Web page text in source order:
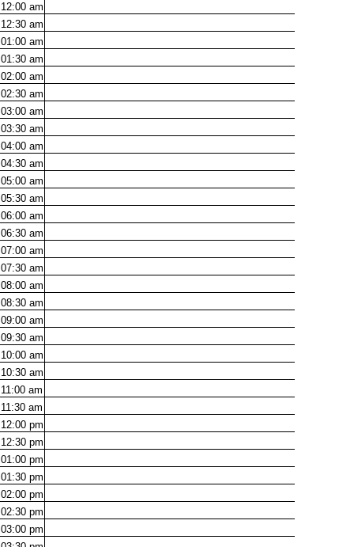
12:00 am
12:30 am
01:00 am
01:30 am
02:00 am
02:30 am
03:00 am
03:30 am
04:00 am
04:30 am
05:00 am
05:30 am
06:00 am
06:30 am
07:00 am
07:30 am
08:00 am
08:30 am
09:00 am
09:30 am
10:00 am
10:30 am
11:00 am
11:30 am
12:00 pm
12:30 pm
01:00 pm
01:30 pm
02:00 pm
02:30 pm
03:00 pm